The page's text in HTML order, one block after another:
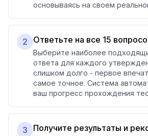
основываясь на своем
2 Ответьте на все 15
Выберите наиболее
ответа для каждого
слишком долго - первое
самое точное. Система
ваш прогресс прохождения
3 Получите результаты и